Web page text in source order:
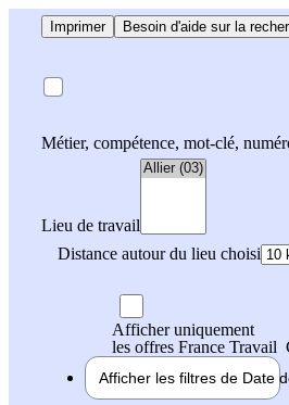
Imprimer Besoin d'aide sur la
Métier, compétence, mot-clé,
Lieu de travail
Distance autour du lieu choisi
Afficher uniquement
les offres France Travail
Afficher les filtres de Date